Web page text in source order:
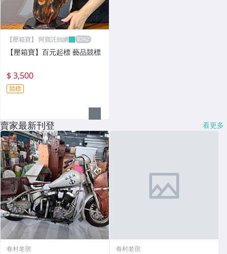
【壓箱寶】 阿寶託拍網
【壓箱寶】百元起標 藝品競標
$ 3,500
競標
賣家最新刊登 看更多
眷村老宿 眷村老宿